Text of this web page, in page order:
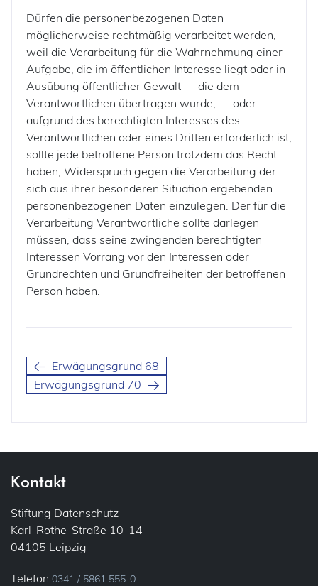
Dürfen die personenbezogenen Daten
möglicherweise rechtmäßig verarbeitet werden,
weil die Verarbeitung für die Wahrnehmung einer
Aufgabe, die im öffentlichen Interesse liegt oder in
Ausübung öffentlicher Gewalt — die dem
Verantwortlichen übertragen wurde, — oder
aufgrund des berechtigten Interesses des
Verantwortlichen oder eines Dritten erforderlich ist,
sollte jede betroffene Person trotzdem das Recht
haben, Widerspruch gegen die Verarbeitung der
sich aus ihrer besonderen Situation ergebenden
personenbezogenen Daten einzulegen. Der für die
Verarbeitung Verantwortliche sollte darlegen
müssen, dass seine zwingenden berechtigten
Interessen Vorrang vor den Interessen oder
Grundrechten und Grundfreiheiten der betroffenen
Person haben.
Erwägungsgrund 68
Erwägungsgrund 70
Kontakt
Stiftung Datenschutz
Karl-Rothe-Straße 10-14
04105 Leipzig
Telefon 0341 / 5861 555-0